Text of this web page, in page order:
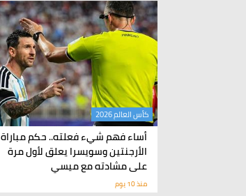
أساء فهم شيء فعلته.. حكم مباراة
الأرجنتين وسويسرا يعلق لأول مرة
على مشادته مع ميسي
كأس العالم 2026
منذ 10 يوم